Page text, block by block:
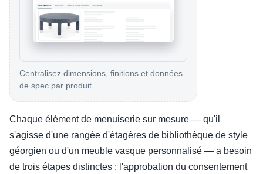
Centralisez dimensions, finitions et données
de spec par produit.
Chaque élément de menuiserie sur mesure — qu'il
s'agisse d'une rangée d'étagères de bibliothèque de style
géorgien ou d'un meuble vasque personnalisé — a besoin
de trois étapes distinctes : l'approbation du consentement